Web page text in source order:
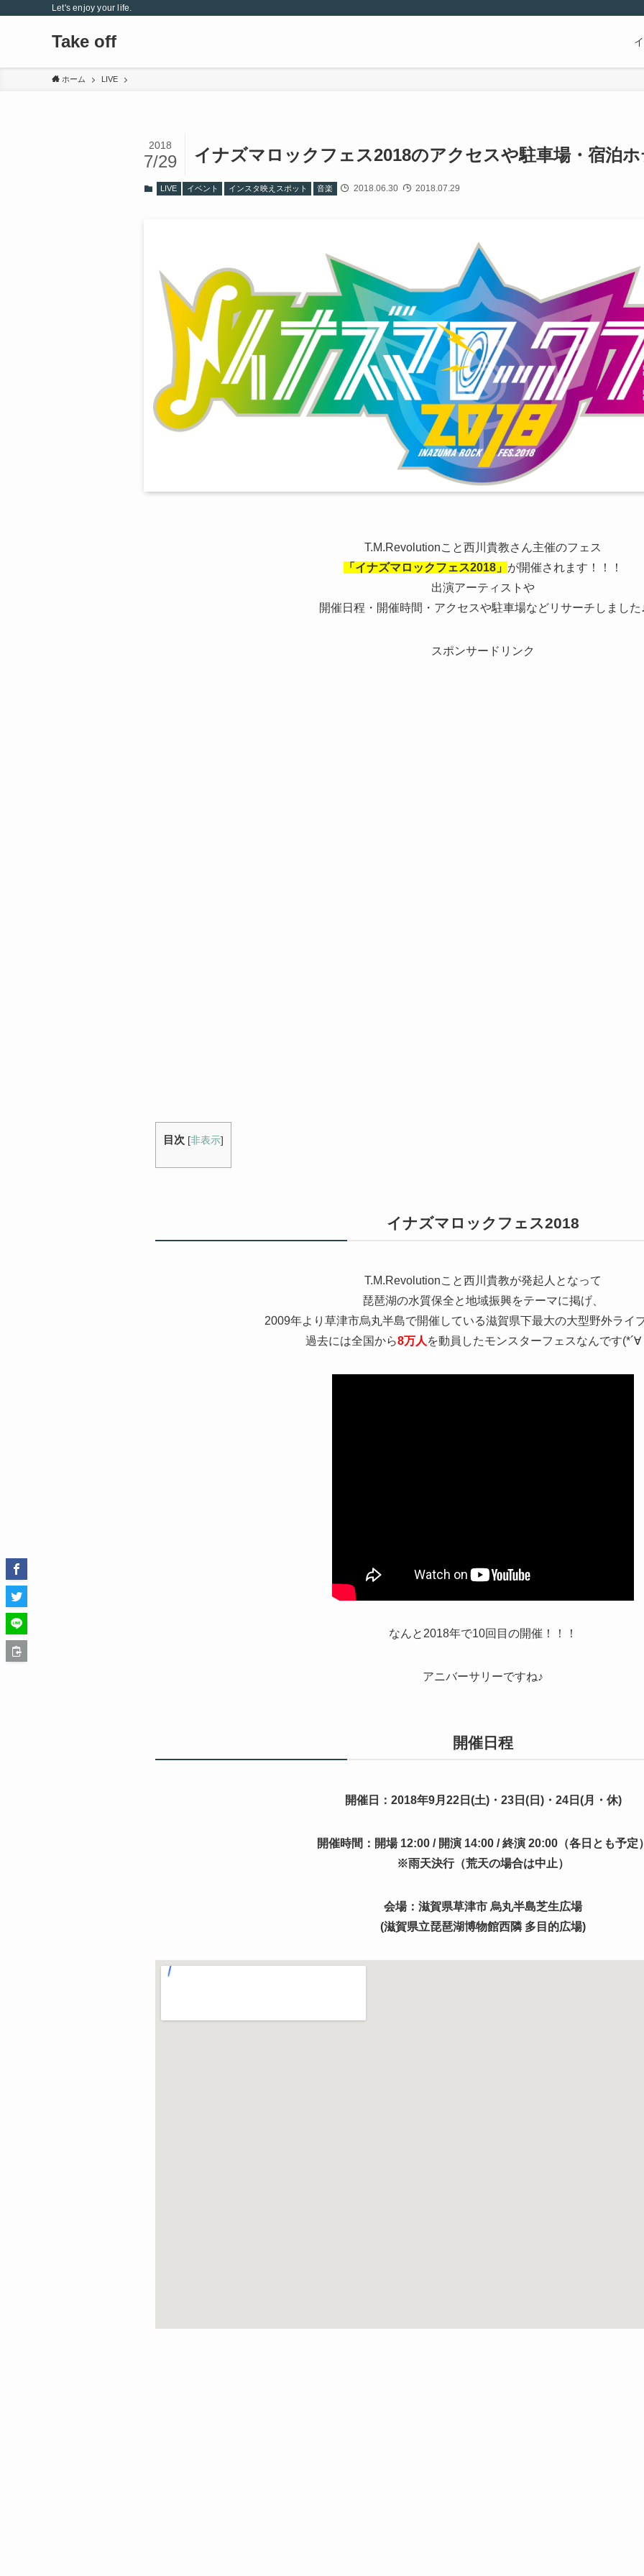
Let's enjoy your life.
Take off
ホーム LIVE
イナズマロックフェス2018のアクセスや駐車場・宿泊
2018
7/29
LIVE イベント インスタ映えスポット 音楽 2018.06.30 2018.07.29
T.M.Revolutionこと西川貴教さん主催のフェス
「イナズマロックフェス2018」 が開催されます！！！
出演アーティストや
開催日程・開催時間・アクセスや駐車場などリサーチしました
スポンサードリンク
目次 [非表示]
イナズマロックフェス2018
T.M.Revolutionこと西川貴教が発起人となって
琵琶湖の水質保全と地域振興をテーマに掲げ、
2009年より草津市烏丸半島で開催している滋賀県下最大の大型野外ライ
過去には全国から8万人 を動員したモンスターフェスなんです(*´∀
なんと2018年で10回目の開催！！！
アニバーサリーですね♪
開催日程
開催日： 2018年9月 22日(土)・ 23日(日)・ 24日 (月・休)
開催時間：開場12:00 / 開演14:00 /終演20:00（各日とも予定
※雨天決行（荒天の場合は中止）
会場：滋賀県草津市 烏丸半島芝生広場
(滋賀県立琵琶湖博物館西隣 多目的広場)